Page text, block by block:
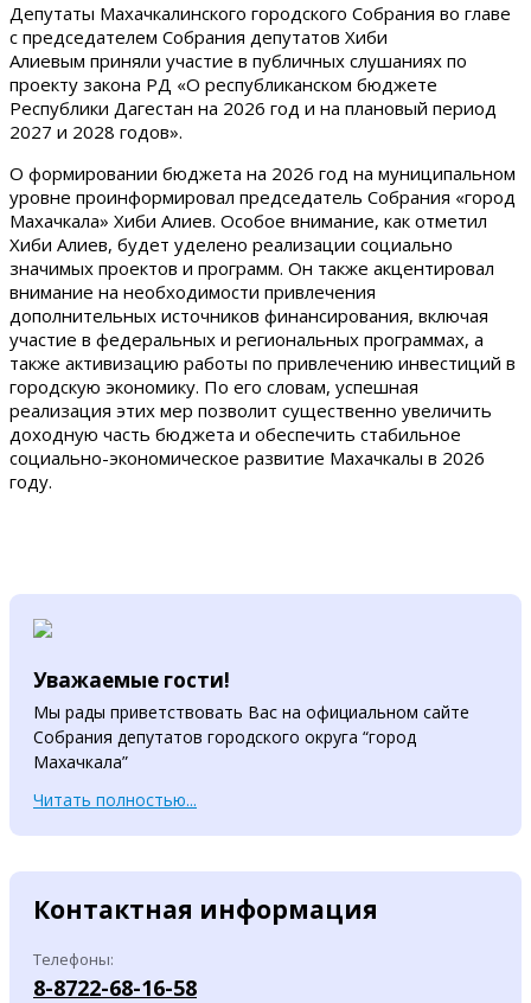
Депутаты Махачкалинского городского Собрания во главе
с председателем Собрания депутатов Хиби
Алиевым приняли участие в публичных слушаниях по
проекту закона РД «О республиканском бюджете
Республики Дагестан на 2026 год и на плановый период
2027 и 2028 годов».
О формировании бюджета на 2026 год на муниципальном
уровне проинформировал председатель Собрания «город
Махачкала» Хиби Алиев. Особое внимание, как отметил
Хиби Алиев, будет уделено реализации социально
значимых проектов и программ. Он также акцентировал
внимание на необходимости привлечения
дополнительных источников финансирования, включая
участие в федеральных и региональных программах, а
также активизацию работы по привлечению инвестиций в
городскую экономику. По его словам, успешная
реализация этих мер позволит существенно увеличить
доходную часть бюджета и обеспечить стабильное
социально-экономическое развитие Махачкалы в 2026
году.
Уважаемые гости!
Мы рады приветствовать Вас на официальном сайте
Собрания депутатов городского округа “город
Махачкала”
Читать полностью...
Контактная информация
Телефоны:
8-8722-68-16-58